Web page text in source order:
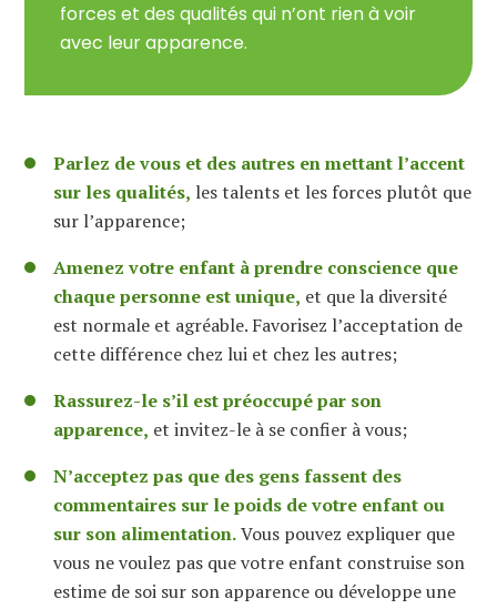
forces et des qualités qui n’ont rien à voir
avec leur apparence.
Parlez de vous et des autres en mettant l’accent
sur les qualités, les talents et les forces plutôt que
sur l’apparence;
Amenez votre enfant à prendre conscience que
chaque personne est unique, et que la diversité
est normale et agréable. Favorisez l’acceptation de
cette différence chez lui et chez les autres;
Rassurez-le s’il est préoccupé par son
apparence, et invitez-le à se confier à vous;
N’acceptez pas que des gens fassent des
commentaires sur le poids de votre enfant ou
sur son alimentation.Vous pouvez expliquer que
vous ne voulez pas que votre enfant construise son
estime de soi sur son apparence ou développe une